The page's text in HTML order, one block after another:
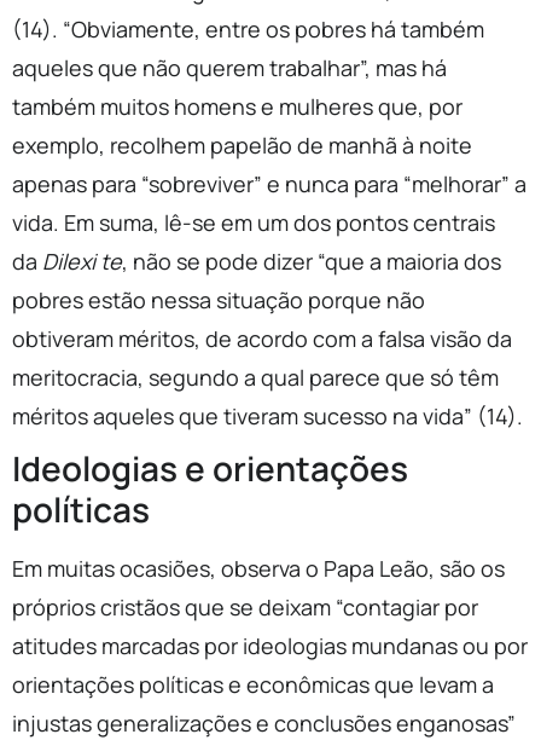
(14). “Obviamente, entre os pobres há também
aqueles que não querem trabalhar”, mas há
também muitos homens e mulheres que, por
exemplo, recolhem papelão de manhã à noite
apenas para “sobreviver” e nunca para “melhorar” a
vida. Em suma, lê-se em um dos pontos centrais
da Dilexi te, não se pode dizer “que a maioria dos
pobres estão nessa situação porque não
obtiveram méritos, de acordo com a falsa visão da
meritocracia, segundo a qual parece que só têm
méritos aqueles que tiveram sucesso na vida” (14).
Ideologias e orientações
políticas
Em muitas ocasiões, observa o Papa Leão, são os
próprios cristãos que se deixam “contagiar por
atitudes marcadas por ideologias mundanas ou por
orientações políticas e econômicas que levam a
injustas generalizações e conclusões enganosas”